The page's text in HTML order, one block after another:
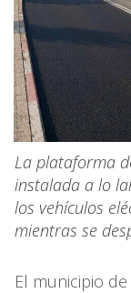
La plataforma
instalada a lo
los vehículos
mientras se
El municipio